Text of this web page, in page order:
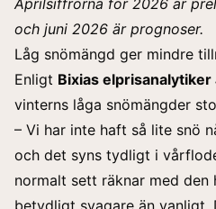
Aprilsiffrorna för 2026 är
och juni 2026 är prognoser.
Låg snömängd ger mindre
Enligt Bixias
vinterns låga snömängder
– Vi har inte haft så lite snö
och det syns tydligt i
normalt sett räknar med